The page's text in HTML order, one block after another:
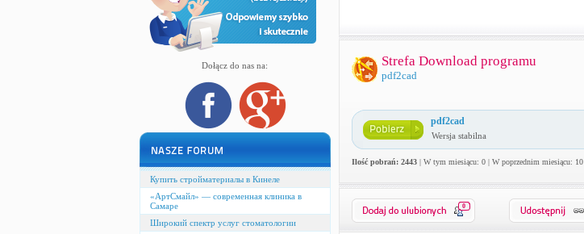
Dołącz do nas na:
Купить стройматериалы в Кинеле
«АртСмайл» — современная клиника в
Самаре
Широкий спектр услуг стоматологии
Strefa Download programu
pdf2cad
pdf2cad
Wersja stabilna
Ilość pobrań: 2443| W tym miesiącu: 0 | W poprzednim miesiącu: 10
0